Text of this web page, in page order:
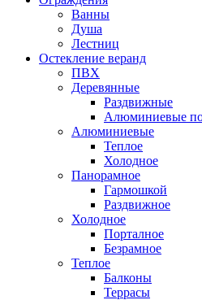
Ванны
Душа
Лестниц
Остекление веранд
ПВХ
Деревянные
Раздвижные
Алюминиевые
Алюминиевые
Теплое
Холодное
Панорамное
Гармошкой
Раздвижное
Холодное
Порталное
Безрамное
Теплое
Балконы
Террасы